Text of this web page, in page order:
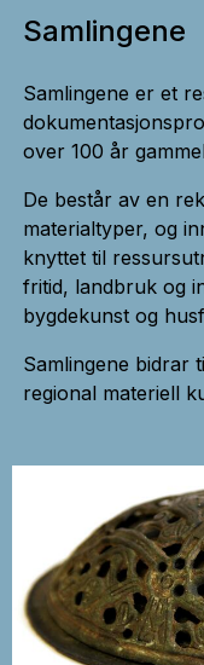
Samlingene
Samlingene er et
over 100 år
De består av en
materialtyper, og
knyttet til
fritid, landbruk og
bygdekunst og
Samlingene bidrar
regional materiell